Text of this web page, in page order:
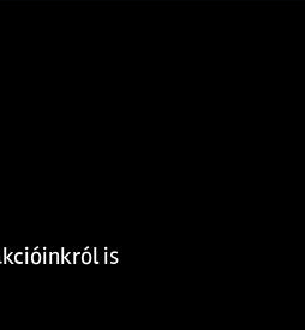
is